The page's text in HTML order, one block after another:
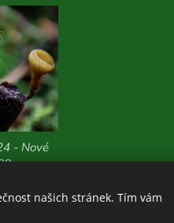
- Nové
m n. m.
našich stránek. Tím vám